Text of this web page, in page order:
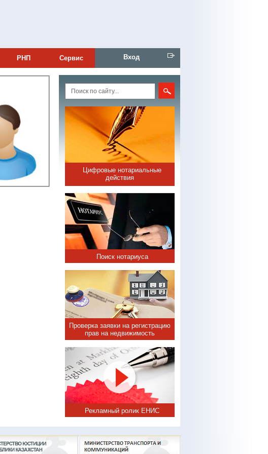
РНП Сервис Вход
Цифровые нотариальные
действия
Поиск нотариуса
Проверка заявки на регистрацию
прав на недвижимость
Рекламный ролик ЕНИС